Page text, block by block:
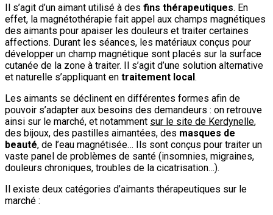
Il s’agit d’un aimant utilisé à des fins thérapeutiques. En
effet, la magnétothérapie fait appel aux champs magnétiques
des aimants pour apaiser les douleurs et traiter certaines
affections. Durant les séances, les matériaux conçus pour
développer un champ magnétique sont placés sur la surface
cutanée de la zone à traiter. Il s’agit d’une solution alternative
et naturelle s’appliquant en traitement local.
Les aimants se déclinent en différentes formes afin de
pouvoir s’adapter aux besoins des demandeurs : on retrouve
ainsi sur le marché, et notamment sur le site de Kerdynelle,
des bijoux, des pastilles aimantées, des masques de
beauté, de l’eau magnétisée… Ils sont conçus pour traiter un
vaste panel de problèmes de santé (insomnies, migraines,
douleurs chroniques, troubles de la cicatrisation…).
Il existe deux catégories d’aimants thérapeutiques sur le
marché :